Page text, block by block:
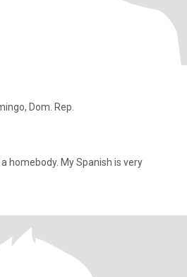
Dom. Rep.
homebody. My Spanish is very